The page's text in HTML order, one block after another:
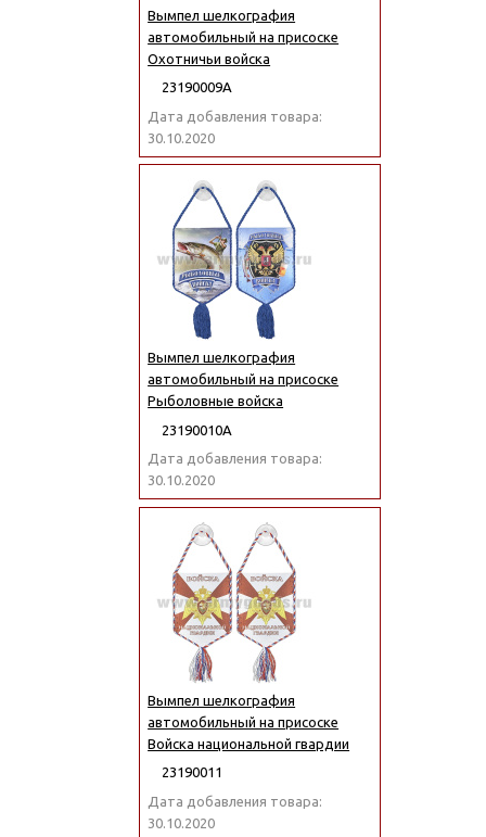
Вымпел шелкография
автомобильный на присоске
Охотничьи войска
23190009А
Дата добавления товара:
30.10.2020
Вымпел шелкография
автомобильный на присоске
Рыболовные войска
23190010А
Дата добавления товара:
30.10.2020
Вымпел шелкография
автомобильный на присоске
Войска национальной гвардии
23190011
Дата добавления товара:
30.10.2020